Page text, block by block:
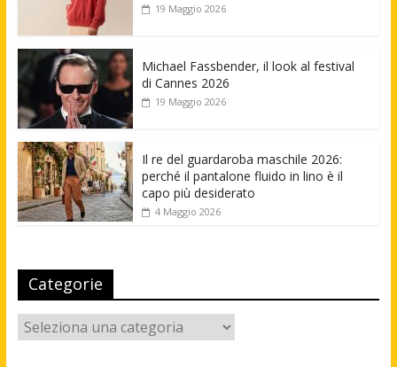
19 Maggio 2026
Michael Fassbender, il look al festival
di Cannes 2026
19 Maggio 2026
Il re del guardaroba maschile 2026:
perché il pantalone fluido in lino è il
capo più desiderato
4 Maggio 2026
Categorie
Categorie